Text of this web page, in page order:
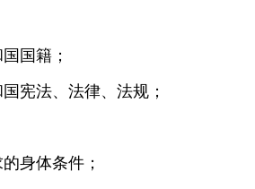
国籍；
宪法、法律、法规；
身体条件；